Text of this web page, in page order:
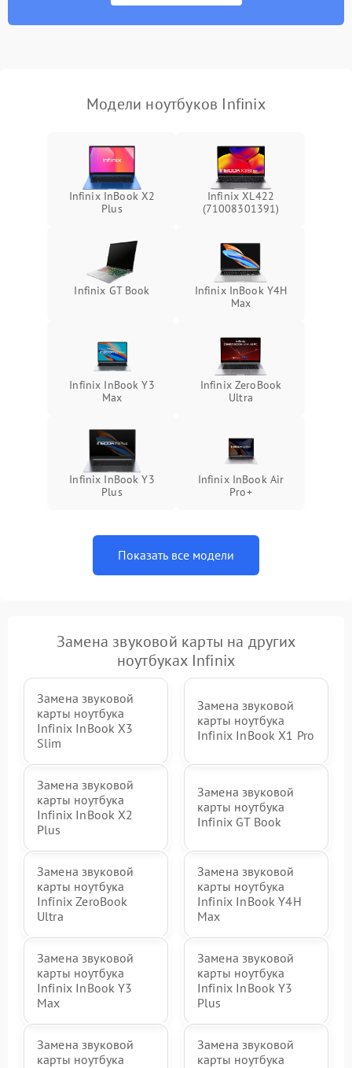
неисправности кулера
пропадание диска
оперативной памяти:
вылеты приложений,
синие экраны
Подробнее →
Проблемы Wi‑Fi или
Модели ноутбуков Infinix
Infinix InBook X2
Plus
Infinix XL422
(71008301391)
Infinix GT Book
Infinix InBook Y4H
Max
Infinix InBook Y3
Max
Infinix ZeroBook
Ultra
Infinix InBook Y3
Plus
Infinix InBook Air
Pro+
Показать все модели
Замена звуковой карты на других
ноутбуках Infinix
Замена звуковой
карты ноутбука
Infinix InBook X3
Slim
Замена звуковой
карты ноутбука
Infinix InBook X1 Pro
Замена звуковой
карты ноутбука
Infinix InBook X2
Plus
Замена звуковой
карты ноутбука
Infinix GT Book
Замена звуковой
карты ноутбука
Infinix ZeroBook
Ultra
Замена звуковой
карты ноутбука
Infinix InBook Y4H
Max
Замена звуковой
карты ноутбука
Infinix InBook Y3
Max
Замена звуковой
карты ноутбука
Infinix InBook Y3
Plus
Замена звуковой
карты ноутбука
Замена звуковой
карты ноутбука